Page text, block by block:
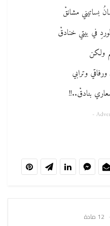
مشانقْ
في بيتي خنادقْ
ولكن
وترابي
بنادقْ..!!
-
12 مادة